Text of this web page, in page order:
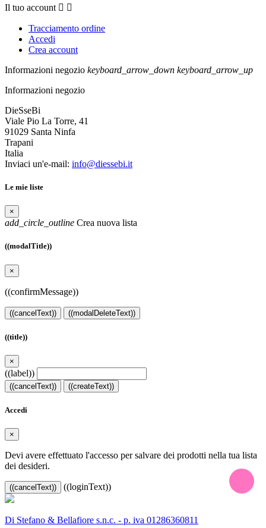
Il tuo account  
Tracciamento ordine
Accedi
Crea account
Informazioni negozio keyboard_arrow_down keyboard_arrow_up
Informazioni negozio
DieSseBi
Viale Pio La Torre, 41
91029 Santa Ninfa
Trapani
Italia
Inviaci un'e-mail: info@diessebi.it
Le mie liste
×
add_circle_outline Crea nuova lista
((modalTitle))
×
((confirmMessage))
((cancelText)) ((modalDeleteText))
((title))
×
((label))
((cancelText)) ((createText))
Accedi
×
Devi avere effettuato l'accesso per salvare dei prodotti nella tua lista
dei desideri.
((cancelText)) ((loginText))
Di Stefano & Bellafiore s.n.c. - p. iva 01286360811